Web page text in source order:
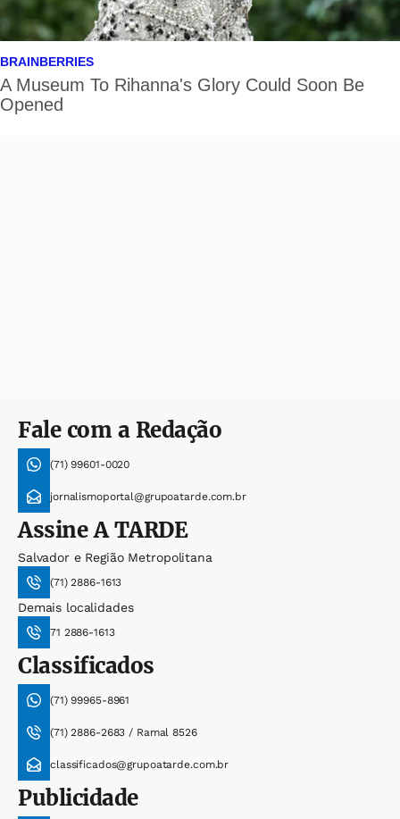
Fale com a Redação
(71) 99601-0020
jornalismoportal@grupoatarde.com.br
AssineA TARDE
Salvador e Região Metropolitana
(71) 2886-1613
Demais localidades
71 2886-1613
Classificados
(71) 99965-8961
(71) 2886-2683 / Ramal 8526
classificados@grupoatarde.com.br
Publicidade